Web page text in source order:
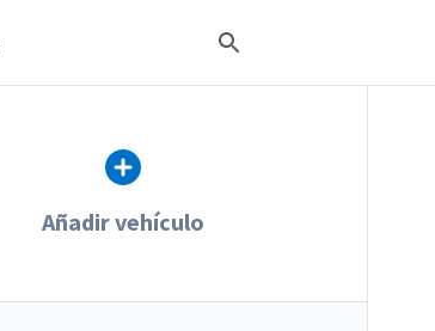
Añadir vehículo